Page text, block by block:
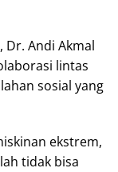
Dr. Andi Akmal
lintas
sosial yang
ekstrem,
tidak bisa